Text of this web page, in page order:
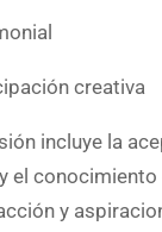
creativa
incluye la
el conocimiento
y